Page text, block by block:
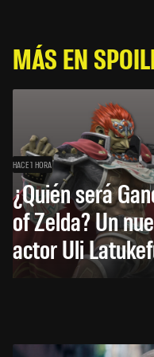
MÁS EN
HACE 1 HORA
¿Quién será
of Zelda? Un
actor Uli